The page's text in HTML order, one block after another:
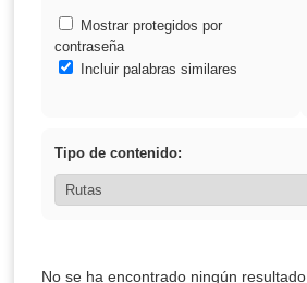
Mostrar protegidos por
contraseña
Incluir palabras similares
Tipo de contenido:
No se ha encontrado ningún resultado.